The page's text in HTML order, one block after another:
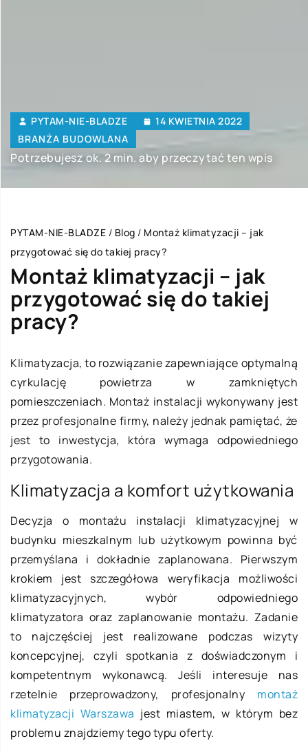
PYTAM-NIE-BLADZE
14 KWIETNIA 2022
BRANŻA BUDOWLANA
Potrzebujesz ok. 2 min. aby przeczytać ten wpis
PYTAM-NIE-BLADZE / Blog / Montaż klimatyzacji – jak
przygotować się do takiej pracy?
Montaż klimatyzacji – jak
przygotować się do takiej
pracy?
Klimatyzacja, to rozwiązanie zapewniające optymalną
cyrkulację powietrza w zamkniętych
pomieszczeniach. Montaż instalacji wykonywany jest
przez profesjonalne firmy, należy jednak pamiętać, że
jest to inwestycja, która wymaga odpowiedniego
przygotowania.
Klimatyzacja a komfort użytkowania
Decyzja o montażu instalacji klimatyzacyjnej w
budynku mieszkalnym lub użytkowym powinna być
przemyślana i dokładnie zaplanowana. Pierwszym
krokiem jest szczegółowa weryfikacja możliwości
klimatyzacyjnych, wybór odpowiedniego
klimatyzatora oraz zaplanowanie montażu. Zadanie
to najczęściej jest realizowane podczas wizyty
koncepcyjnej, czyli spotkania z doświadczonym i
kompetentnym wykonawcą. Jeśli interesuje nas
rzetelnie przeprowadzony, profesjonalny montaż
klimatyzacji Warszawa jest miastem, w którym bez
problemu znajdziemy tego typu oferty.